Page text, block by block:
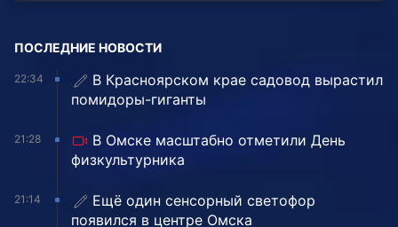
ПОСЛЕДНИЕ НОВОСТИ
22:34
В Красноярском крае садовод вырастил
помидоры-гиганты
21:28
В Омске масштабно отметили День
физкультурника
21:14
Ещё один сенсорный светофор
появился в центре Омска